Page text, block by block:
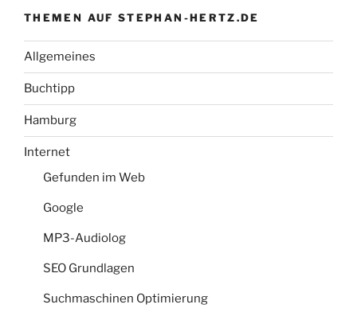
THEMEN AUF STEPHAN-HERTZ.DE
Allgemeines
Buchtipp
Hamburg
Internet
Gefunden im Web
Google
MP3-Audiolog
SEO Grundlagen
Suchmaschinen Optimierung